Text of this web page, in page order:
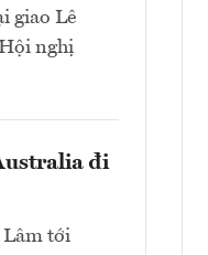
giao Lê
nghị
đi
Lâm tới